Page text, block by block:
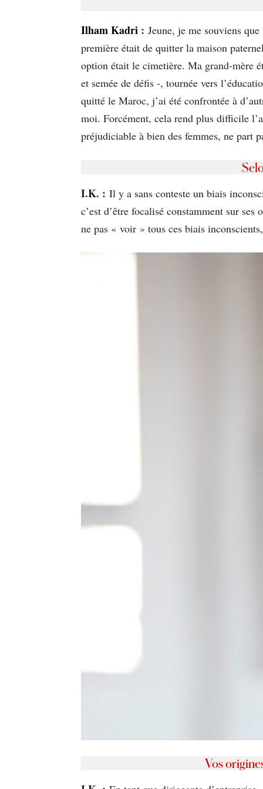
Ilham Kadri : Jeune, je me souviens
première était de quitter la maison
option était le cimetière. Ma grand-mère
et semée de défis -, tournée vers
quitté le Maroc, j’ai été confrontée à
moi. Forcément, cela rend plus difficile
préjudiciable à bien des femmes, ne part
I.K. : Il y a sans conteste un biais
c’est d’être focalisé constamment sur
ne pas « voir » tous ces biais
Vos